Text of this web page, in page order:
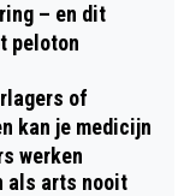
– en dit
peloton
of
kan je medicijn
werken
als arts nooit